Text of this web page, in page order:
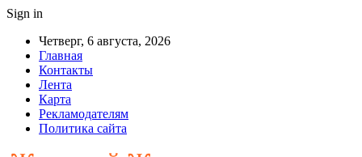
Sign in
Четверг, 6 августа, 2026
Главная
Контакты
Лента
Карта
Рекламодателям
Политика сайта